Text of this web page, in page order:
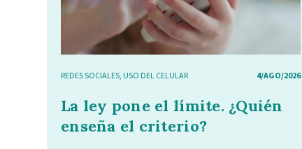
REDES SOCIALES, USO DEL CELULAR 4/AGO/2026
La ley pone el límite. ¿Quién
enseña el criterio?